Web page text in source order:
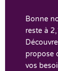
Bonne
reste à
propose
vos